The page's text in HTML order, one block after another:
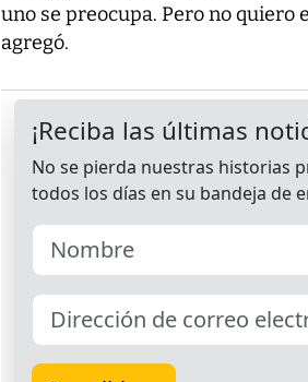
uno se preocupa. Pero no quiero
agregó.